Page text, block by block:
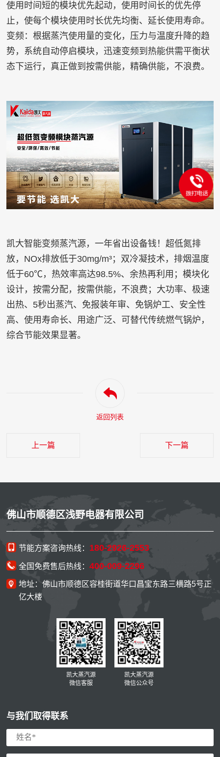
使用时间短的模块优先起动，使用时间长的优先停
止，使每个模块使用时长优先均衡、延长使用寿命。
变频：根据蒸汽使用量的变化，压力与温度升降的趋
势，系统自动停启模块，迅速变频到热能供需平衡状
态下运行，真正做到按需供能，精确供能，不浪费。
凯大智能变频蒸汽源，一年省出设备钱！超低氮排
放，NOx排放低于30mg/m³；双冷凝技术，排烟温度
低于60℃，热效率高达98.5%、余热再利用；模块化
设计，按需分配，按需供能，不浪费；大功率、极速
出热、5秒出蒸汽、免报装年审、免锅炉工、安全性
高、使用寿命长、用途广泛、可替代传统燃气锅炉，
综合节能效果显著。
返回列表
上一篇 下一篇
佛山市顺德区浅野电器有限公司
节能方案咨询热线： 180-2926-2553
全国免费售后热线：400-009-2296
地址：佛山市顺德区容桂街道华口昌宝东路三横路5号正
亿大楼
凯大蒸汽源
微信客服
凯大蒸汽源
微信公众号
与我们取得联系